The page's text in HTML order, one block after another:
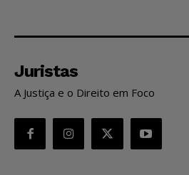
Juristas
A Justiça e o Direito em Foco